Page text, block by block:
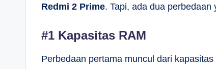
Redmi 2 Prime. Tapi, ada dua
#1 Kapasitas RAM
Perbedaan pertama muncul dari